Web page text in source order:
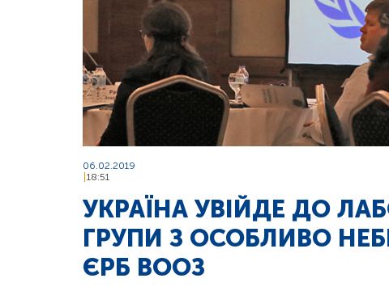
06.02.2019
18:51
УКРАЇНА УВІЙДЕ ДО
ГРУПИ З ОСОБЛИВО
ЄРБ ВООЗ